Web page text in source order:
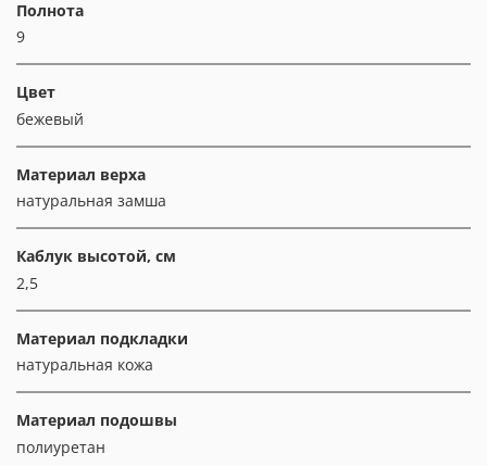
Полнота
9
Цвет
бежевый
Материал верха
натуральная замша
Каблук высотой, см
2,5
Материал подкладки
натуральная кожа
Материал подошвы
полиуретан